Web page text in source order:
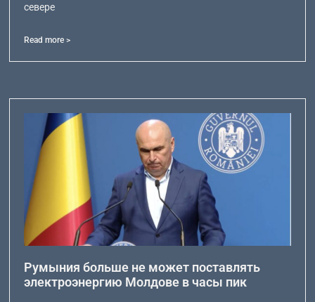
севере
Read more >
Румыния больше не может поставлять
электроэнергию Молдове в часы пик